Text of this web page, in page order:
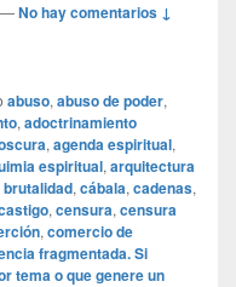
—No hay comentarios ↓
abuso, abuso de poder,
, adoctrinamiento
, agenda espiritual,
espiritual, arquitectura
brutalidad, cábala, cadenas,
, censura, censura
, comercio de
fragmentada. Si
tema o que genere un